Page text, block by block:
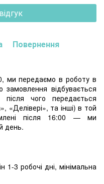
Повернення
ми передаємо в роботу в
відбувається
чого передається
та інші) в той
після 16:00 — ми
день.
1-3 робочі дні, мінімальна